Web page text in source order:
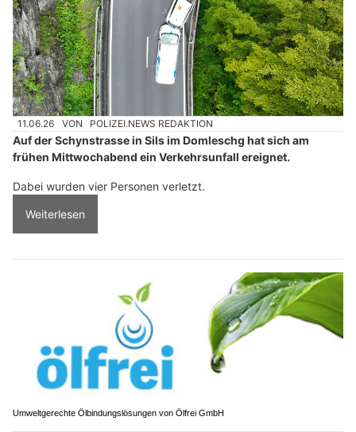
11.06.26 VON POLIZEI.NEWS REDAKTION
Auf der Schynstrasse in Sils im Domleschg hat sich am
frühen Mittwochabend ein Verkehrsunfall ereignet.
Dabei wurden vier Personen verletzt.
Weiterlesen
Umweltgerechte Ölbindungslösungen von Ölfrei GmbH